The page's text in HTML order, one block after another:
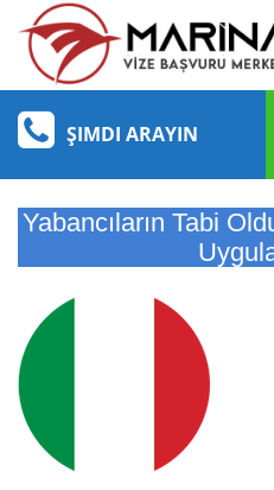
ŞIMDI ARAYIN
Yabancıların Tabi